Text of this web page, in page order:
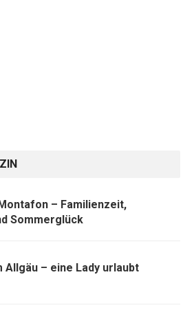
– Familienzeit,
Sommerglück
Allgäu – eine Lady urlaubt